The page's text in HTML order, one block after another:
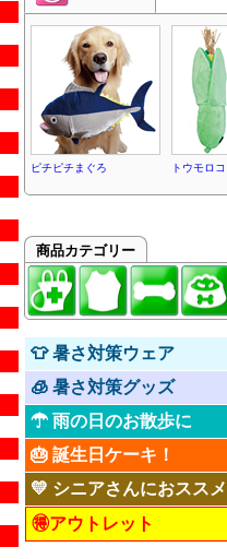
ピチピチまぐろ トウモロ
商品カテゴリー
👕 暑さ対策ウェア
🧊 暑さ対策グッズ
☂ 雨の日のお散歩に
🎂 誕生日ケーキ！
💛 シニアさんにおススメ
🉐アウトレット